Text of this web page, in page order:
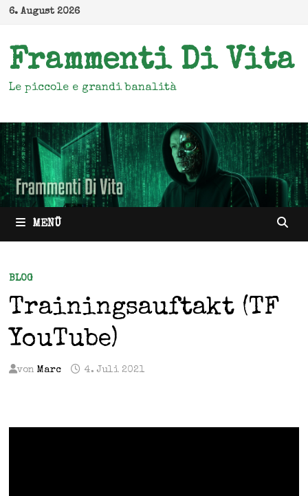
Zum
springen
6. August 2026
Frammenti Di Vita
Le piccole e grandi banalità
MENÜ
BLOG
Trainingsauftakt (TF
YouTube)
von Marc 4. Juli 2021